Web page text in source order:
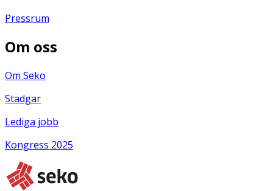
Pressrum
Om oss
Om Seko
Stadgar
Lediga jobb
Kongress 2025